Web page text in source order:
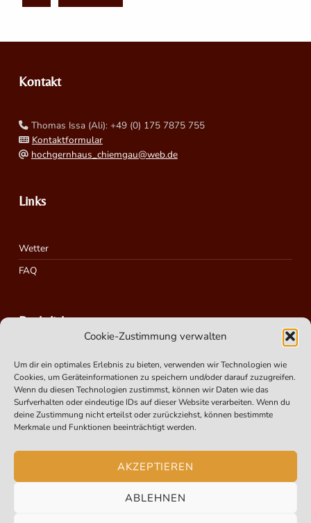
Cookie-Zustimmung verwalten
Um dir ein optimales Erlebnis zu bieten, verwenden wir Technologien wie
Cookies, um Geräteinformationen zu speichern und/oder darauf zuzugreifen.
Wenn du diesen Technologien zustimmst, können wir Daten wie das
Surfverhalten oder eindeutige IDs auf dieser Website verarbeiten. Wenn du
deine Zustimmung nicht erteilst oder zurückziehst, können bestimmte
Merkmale und Funktionen beeinträchtigt werden.
AKZEPTIEREN
ABLEHNEN
Zurück zur Hauptnavigation springen
Kontakt
Thomas Issa (Ali): +49 (0) 175 7875 755
Kontaktformular
hochgernhaus_chiemgau@web.de
Links
Wetter
FAQ
Rechtliches
Impressum
Cookie-Richtlinie – Cookie Policy (EU)
Datenschutzerklärung